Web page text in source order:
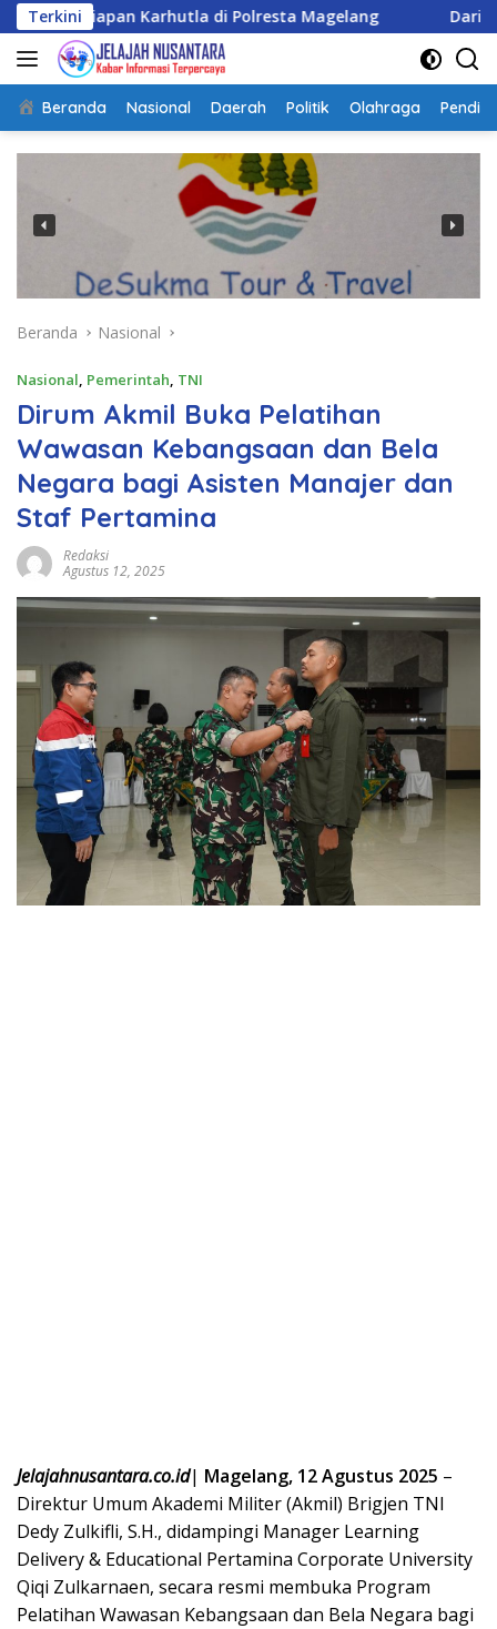
Langsung
ke
konten
Terkini
Karhutla di Polresta Magelang Dari Terbengkalai
Beranda Nasional Daerah Politik Olahraga
Beranda Nasional
Nasional, Pemerintah, TNI
Dirum Akmil Buka Pelatihan
Wawasan Kebangsaan dan Bela
Negara bagi Asisten Manajer dan
Staf Pertamina
Redaksi
Agustus 12, 2025
Jelajahnusantara.co.id| Magelang, 12 Agustus 2025 –
Direktur Umum Akademi Militer (Akmil) Brigjen TNI
Dedy Zulkifli, S.H., didampingi Manager Learning
Delivery & Educational Pertamina Corporate University
Qiqi Zulkarnaen, secara resmi membuka Program
Pelatihan Wawasan Kebangsaan dan Bela Negara bagi